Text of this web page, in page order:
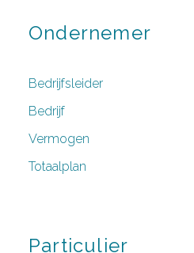
Ondernemer
Bedrijfsleider
Bedrijf
Vermogen
Totaalplan
Particulier